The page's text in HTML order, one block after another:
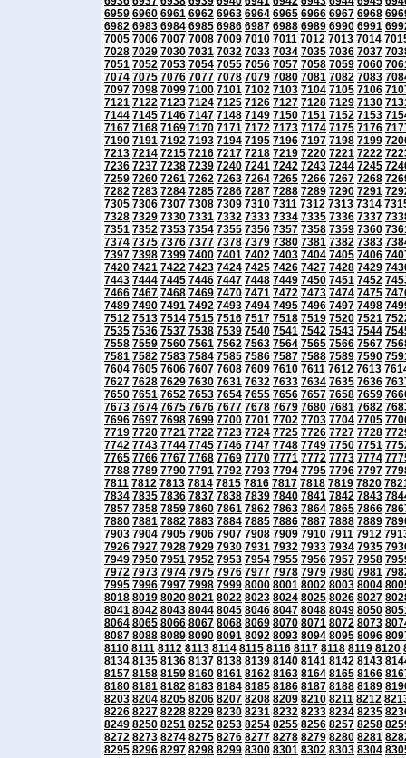
6959 6960 6961 6962 6963 6964 6965 6966 6967 6968
6982 6983 6984 6985 6986 6987 6988 6989 6990 6991
7005 7006 7007 7008 7009 7010 7011 7012 7013 7014
7028 7029 7030 7031 7032 7033 7034 7035 7036 7037
7051 7052 7053 7054 7055 7056 7057 7058 7059 7060
7074 7075 7076 7077 7078 7079 7080 7081 7082 7083
7097 7098 7099 7100 7101 7102 7103 7104 7105 7106
7121 7122 7123 7124 7125 7126 7127 7128 7129 7130
7144 7145 7146 7147 7148 7149 7150 7151 7152 7153
7167 7168 7169 7170 7171 7172 7173 7174 7175 7176
7190 7191 7192 7193 7194 7195 7196 7197 7198 7199
7213 7214 7215 7216 7217 7218 7219 7220 7221 7222
7236 7237 7238 7239 7240 7241 7242 7243 7244 7245
7259 7260 7261 7262 7263 7264 7265 7266 7267 7268
7282 7283 7284 7285 7286 7287 7288 7289 7290 7291
7305 7306 7307 7308 7309 7310 7311 7312 7313 7314
7328 7329 7330 7331 7332 7333 7334 7335 7336 7337
7351 7352 7353 7354 7355 7356 7357 7358 7359 7360
7374 7375 7376 7377 7378 7379 7380 7381 7382 7383
7397 7398 7399 7400 7401 7402 7403 7404 7405 7406
7420 7421 7422 7423 7424 7425 7426 7427 7428 7429
7443 7444 7445 7446 7447 7448 7449 7450 7451 7452
7466 7467 7468 7469 7470 7471 7472 7473 7474 7475
7489 7490 7491 7492 7493 7494 7495 7496 7497 7498
7512 7513 7514 7515 7516 7517 7518 7519 7520 7521
7535 7536 7537 7538 7539 7540 7541 7542 7543 7544
7558 7559 7560 7561 7562 7563 7564 7565 7566 7567
7581 7582 7583 7584 7585 7586 7587 7588 7589 7590
7604 7605 7606 7607 7608 7609 7610 7611 7612 7613
7627 7628 7629 7630 7631 7632 7633 7634 7635 7636
7650 7651 7652 7653 7654 7655 7656 7657 7658 7659
7673 7674 7675 7676 7677 7678 7679 7680 7681 7682
7696 7697 7698 7699 7700 7701 7702 7703 7704 7705
7719 7720 7721 7722 7723 7724 7725 7726 7727 7728
7742 7743 7744 7745 7746 7747 7748 7749 7750 7751
7765 7766 7767 7768 7769 7770 7771 7772 7773 7774
7788 7789 7790 7791 7792 7793 7794 7795 7796 7797
7811 7812 7813 7814 7815 7816 7817 7818 7819 7820
7834 7835 7836 7837 7838 7839 7840 7841 7842 7843
7857 7858 7859 7860 7861 7862 7863 7864 7865 7866
7880 7881 7882 7883 7884 7885 7886 7887 7888 7889
7903 7904 7905 7906 7907 7908 7909 7910 7911 7912
7926 7927 7928 7929 7930 7931 7932 7933 7934 7935
7949 7950 7951 7952 7953 7954 7955 7956 7957 7958
7972 7973 7974 7975 7976 7977 7978 7979 7980 7981
7995 7996 7997 7998 7999 8000 8001 8002 8003 8004
8018 8019 8020 8021 8022 8023 8024 8025 8026 8027
8041 8042 8043 8044 8045 8046 8047 8048 8049 8050
8064 8065 8066 8067 8068 8069 8070 8071 8072 8073
8087 8088 8089 8090 8091 8092 8093 8094 8095 8096
8110 8111 8112 8113 8114 8115 8116 8117 8118 8119 8120
8134 8135 8136 8137 8138 8139 8140 8141 8142 8143
8157 8158 8159 8160 8161 8162 8163 8164 8165 8166
8180 8181 8182 8183 8184 8185 8186 8187 8188 8189
8203 8204 8205 8206 8207 8208 8209 8210 8211 8212
8226 8227 8228 8229 8230 8231 8232 8233 8234 8235
8249 8250 8251 8252 8253 8254 8255 8256 8257 8258
8272 8273 8274 8275 8276 8277 8278 8279 8280 8281
8295 8296 8297 8298 8299 8300 8301 8302 8303 8304